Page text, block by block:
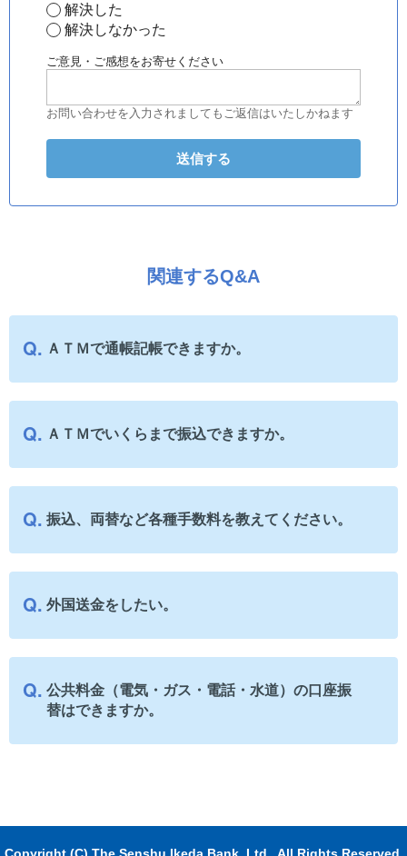
解決した
解決しなかった
ご意見・ご感想をお寄せください
お問い合わせを入力されましてもご返信はいたしかねます
関連するQ&A
ＡＴＭで通帳記帳できますか。
ＡＴＭでいくらまで振込できますか。
振込、両替など各種手数料を教えてください。
外国送金をしたい。
公共料金（電気・ガス・電話・水道）の口座振
替はできますか。